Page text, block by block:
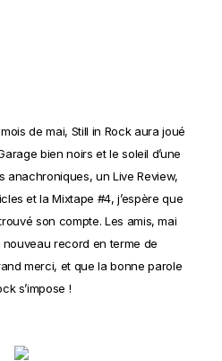
mois demai, Still in Rock aura joué
bien noirs et le soleil d’une
anachroniques, un Live Review,
et la Mixtape #4, j’espère que
son compte. Les amis,mai
nouveau record en terme de
merci, et que la bonne parole
s’impose !